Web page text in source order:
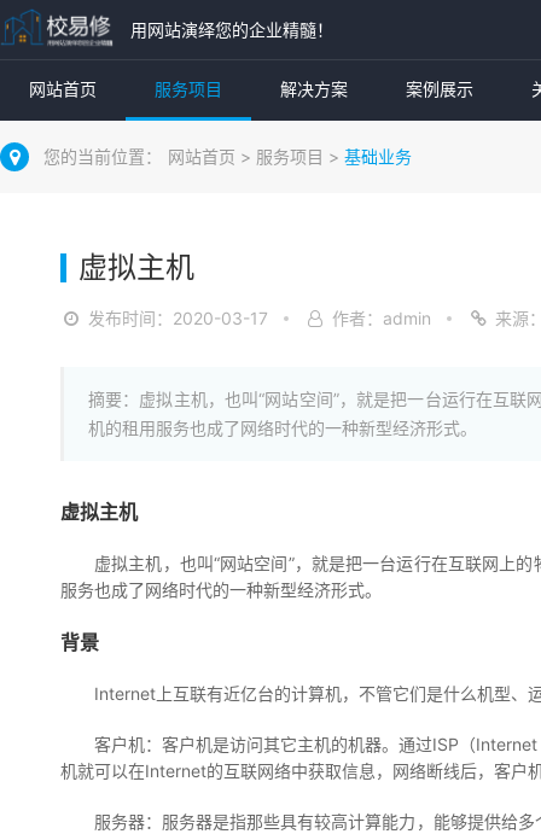
用网站演绎您的企业精髓！
网站首页 服务项目 解决方案 案例展示
您的当前位置： 网站首页 > 服务项目 > 基础业务
虚拟主机
发布时间：2020-03-17 作者：admin 来源
摘要：虚拟主机，也叫“网站空间”，就是把一台运行在互
机的租用服务也成了网络时代的一种新型经济形式。
虚拟主机
虚拟主机，也叫“网站空间”，就是把一台运行在互联网上
服务也成了网络时代的一种新型经济形式。
背景
Internet上互联有近亿台的计算机，不管它们是什么机型、
客户机：客户机是访问其它主机的机器。通过ISP（
机就可以在Internet的互联网络中获取信息，网络断线后，客户
服务器：服务器是指那些具有较高计算能力，能够提供给